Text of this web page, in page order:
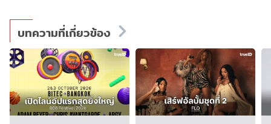
บทความที่เกี่ยวข้อง